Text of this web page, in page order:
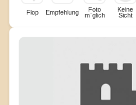
Flop Empfehlung
Foto
m¨glich
Keine
Sicht